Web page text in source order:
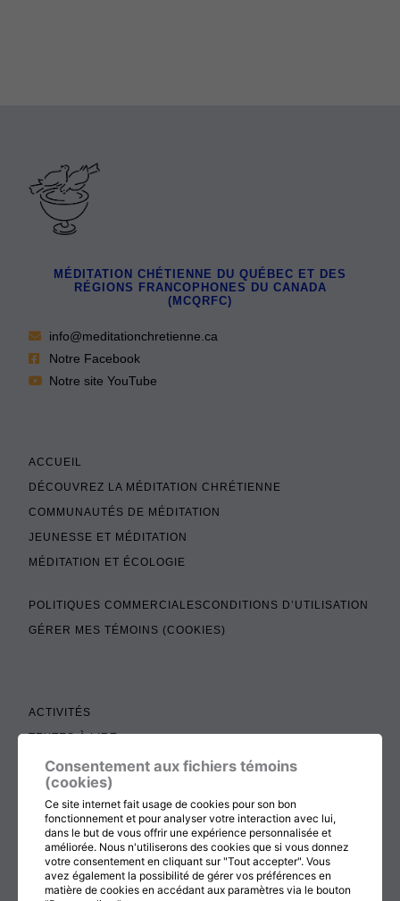
MÉDITATION CHÉTIENNE DU QUÉBEC ET DES
RÉGIONS FRANCOPHONES DU CANADA
(MCQRFC)
info@meditationchretienne.ca
Notre Facebook
Notre site YouTube
ACCUEIL
DÉCOUVREZ LA MÉDITATION CHRÉTIENNE
COMMUNAUTÉS DE MÉDITATION
JEUNESSE ET MÉDITATION
MÉDITATION ET ÉCOLOGIE
POLITIQUES COMMERCIALESCONDITIONS D’UTILISATION
GÉRER MES TÉMOINS (COOKIES)
ACTIVITÉS
TEXTES À LIRE
ADMINISTRATION
BOUTIQUE
COTISATION, RENOUVELLEMENT ET ÉCHOS
DON
CONTACTEZ-NOUS
Consentement aux fichiers témoins
(cookies)
Ce site internet fait usage de cookies pour son bon
fonctionnement et pour analyser votre interaction avec lui,
dans le but de vous offrir une expérience personnalisée et
améliorée. Nous n'utiliserons des cookies que si vous donnez
votre consentement en cliquant sur "Tout accepter". Vous
avez également la possibilité de gérer vos préférences en
matière de cookies en accédant aux paramètres via le bouton